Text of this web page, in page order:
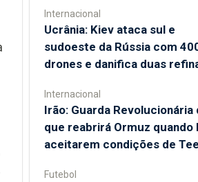
Internacional
Ucrânia: Kiev ataca sul e
sudoeste da Rússia com
drones e danifica duas
Internacional
Irão: Guarda Revolucionária
que reabrirá Ormuz quando
aceitarem condições de
Futebol